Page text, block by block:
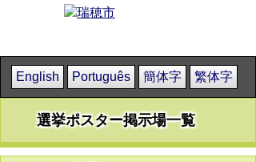
English Português 簡体字 繁体字
選挙ポスター掲示場一覧